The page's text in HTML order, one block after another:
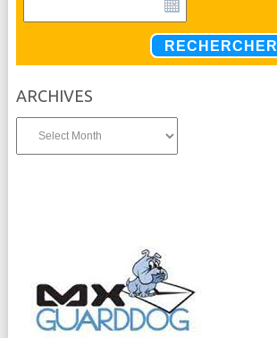
RECHERCHER
ARCHIVES